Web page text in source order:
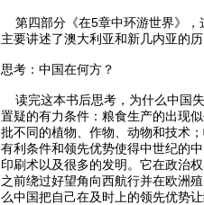
第四部分《在5章中环游世界》，
主要讲述了澳大利亚和新几内亚的
思考：中国在何方？
读完这本书后思考，为什么中国
置疑的有力条件：粮食生产的出现
批不同的植物、作物、动物和技术
有利条件和领先优势使得中世纪的
印刷术以及很多的发明。它在政治
之前绕过好望角向西航行并在欧洲
么中国把自己在及时上的领先优势